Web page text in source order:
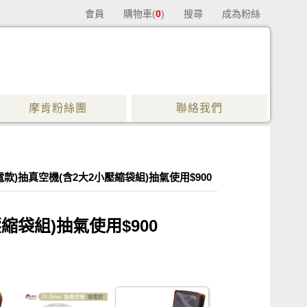
會員 購物車(0) 搜尋 成為粉絲
摩肯粉絲團 聯絡我們
)抽真空機(含2大2小壓縮袋組)抽氣使用$900
袋組)抽氣使用$900